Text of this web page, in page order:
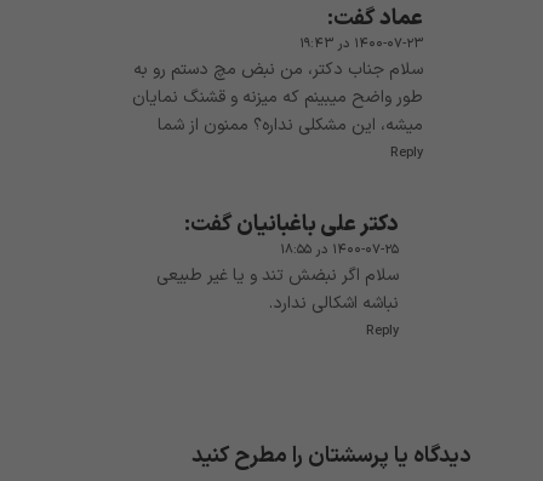
عمادگفت:
۱۴۰۰-۰۷-۲۳ در ۱۹:۴۳
سلام جناب دکتر، من نبض مچ دستم رو به
طور واضح میبینم که میزنه و قشنگ نمایان
میشه، این مشکلی نداره؟ ممنون از شما
Reply
دکتر علی باغبانیانگفت:
۱۴۰۰-۰۷-۲۵ در ۱۸:۵۵
سلام اگر نبضش تند و یا غیر طبیعی
نباشه اشکالی ندارد.
Reply
دیدگاه یا پرسشتان را مطرح کنید